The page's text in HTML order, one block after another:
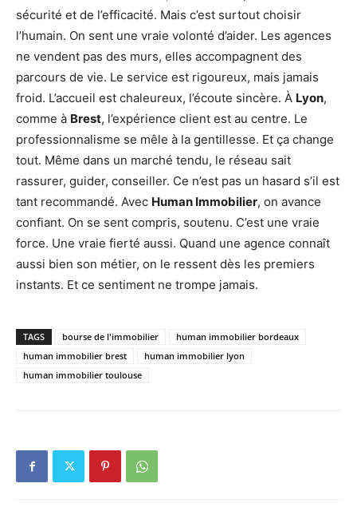
sécurité et de l’efficacité. Mais c’est surtout choisir
l’humain. On sent une vraie volonté d’aider. Les agences
ne vendent pas des murs, elles accompagnent des
parcours de vie. Le service est rigoureux, mais jamais
froid. L’accueil est chaleureux, l’écoute sincère. À Lyon,
comme à Brest, l’expérience client est au centre. Le
professionnalisme se mêle à la gentillesse. Et ça change
tout. Même dans un marché tendu, le réseau sait
rassurer, guider, conseiller. Ce n’est pas un hasard s’il est
tant recommandé. Avec Human Immobilier, on avance
confiant. On se sent compris, soutenu. C’est une vraie
force. Une vraie fierté aussi. Quand une agence connaît
aussi bien son métier, on le ressent dès les premiers
instants. Et ce sentiment ne trompe jamais.
TAGS bourse de l'immobilier
human immobilier bordeaux
human immobilier brest
human immobilier lyon
human immobilier toulouse